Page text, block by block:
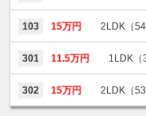
103 15万円 2LDK（
301 11.5万円 1LDK（
302 15万円 2LDK（